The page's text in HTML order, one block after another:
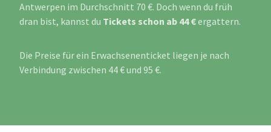
Antwerpen im Durchschnitt 70 €. Doch wenn du früh
dran bist, kannst du Tickets schon ab 44 €ergattern.
Die Preise für ein Erwachsenenticket liegen je nach
Verbindung zwischen 44 € und 95 €.